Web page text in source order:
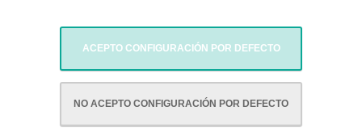
ACEPTO CONFIGURACIÓN POR DEFECTO
NO ACEPTO CONFIGURACIÓN POR DEFECTO